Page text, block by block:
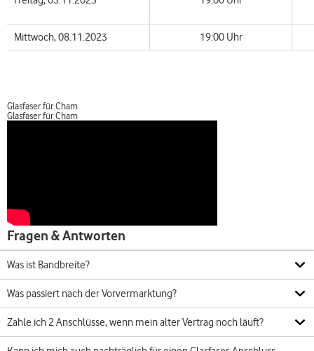
Mittwoch, 08.11.2023 19:00 Uhr
Glasfaser für Cham
Glasfaser für Cham
Fragen & Antworten
Was ist Bandbreite?
Was passiert nach der Vorvermarktung?
Zahle ich 2 Anschlüsse, wenn mein alter Vertrag noch läuft?